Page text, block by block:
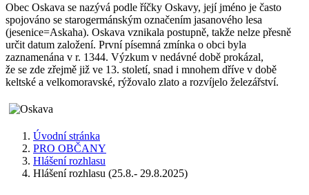
Obec Oskava se nazývá podle říčky Oskavy, její jméno je často
spojováno se starogermánským označením jasanového lesa
(jesenice=Askaha). Oskava vznikala postupně, takže nelze přesně
určit datum založení. První písemná zmínka o obci byla
zaznamenána v r. 1344. Výzkum v nedávné době prokázal,
že se zde zřejmě již ve 13. století, snad i mnohem dříve v době
keltské a velkomoravské, rýžovalo zlato a rozvíjelo železářství.
Úvodní stránka
PRO OBČANY
Hlášení rozhlasu
Hlášení rozhlasu (25.8.- 29.8.2025)